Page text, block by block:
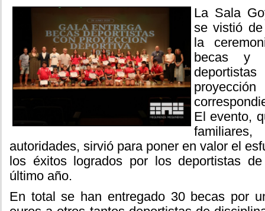
La Sala
se vistió
la
becas y
El evento,
autoridades, sirvió para poner en valor el
los éxitos logrados por los deportistas
último año.
En total se han entregado 30 becas por